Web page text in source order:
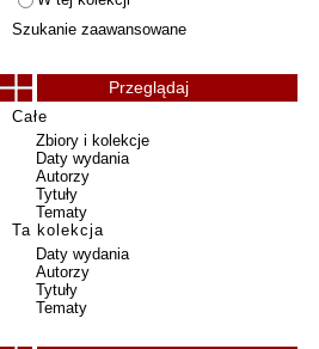
Szukanie zaawansowane
Przeglądaj
Całe
Zbiory i kolekcje
Daty wydania
Autorzy
Tytuły
Tematy
Ta kolekcja
Daty wydania
Autorzy
Tytuły
Tematy